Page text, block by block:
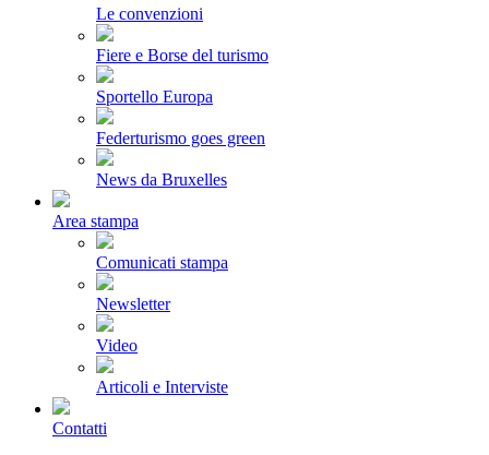
Le convenzioni
Fiere e Borse del turismo
Sportello Europa
Federturismo goes green
News da Bruxelles
Area stampa
Comunicati stampa
Newsletter
Video
Articoli e Interviste
Contatti